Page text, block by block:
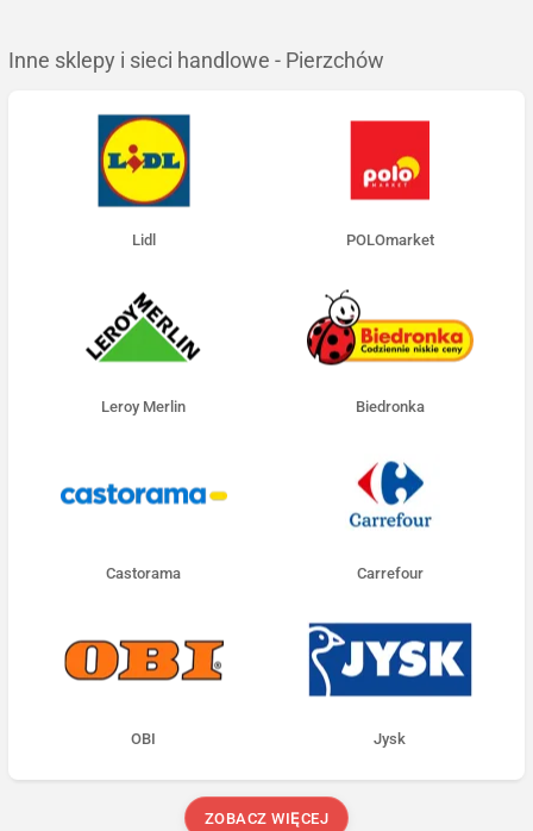
Inne sklepy i sieci handlowe - Pierzchów
Lidl POLOmarket
Leroy Merlin Biedronka
Castorama Carrefour
OBI Jysk
ZOBACZ WIĘCEJ